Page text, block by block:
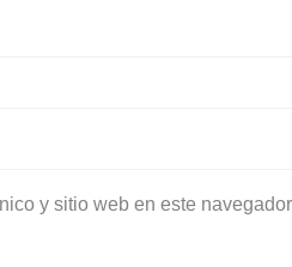
y sitio web en este